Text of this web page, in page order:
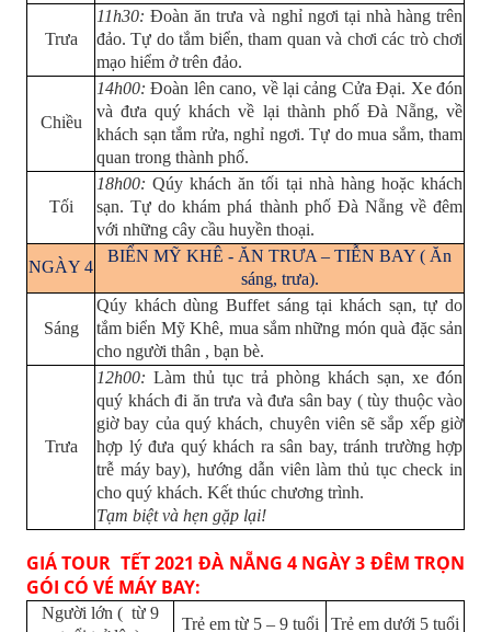
Trưa
11h30:Đoàn ăn trưa và nghỉ ngơi tại nhà hàng trên
đảo. Tự do tắm biển, tham quan và chơi các trò chơi
mạo hiểm ở trên đảo.
Chiều
14h00: Đoàn lên cano, về lại cảng Cửa Đại. Xe đón
và đưa quý khách về lại thành phố Đà Nẵng, về
khách sạn tắm rửa, nghỉ ngơi. Tự do mua sắm, tham
quan trong thành phố.
Tối
18h00: Qúy khách ăn tối tại nhà hàng hoặc khách
sạn. Tự do khám phá thành phố Đà Nẵng về đêm
với những cây cầu huyền thoại.
NGÀY 4
BIỂN MỸ KHÊ - ĂN TRƯA – TIỄN BAY ( Ăn
sáng, trưa).
Sáng
Qúy khách dùng Buffet sáng tại khách sạn, tự do
tắm biển Mỹ Khê, mua sắm những món quà đặc sản
cho người thân , bạn bè.
Trưa
12h00: Làm thủ tục trả phòng khách sạn, xe đón
quý khách đi ăn trưa và đưa sân bay ( tùy thuộc vào
giờ bay của quý khách, chuyên viên sẽ sắp xếp giờ
hợp lý đưa quý khách ra sân bay, tránh trường hợp
trễ máy bay), hướng dẫn viên làm thủ tục check in
cho quý khách. Kết thúc chương trình.
Tạm biệt và hẹn gặp lại!
GIÁ TOUR TẾT 2021 ĐÀ NẴNG 4 NGÀY 3 ĐÊM TRỌN
GÓI CÓ VÉ MÁY BAY:
Người lớn ( từ 9
Trẻ em từ 5 – 9 tuổi Trẻ em dưới 5 tuổi